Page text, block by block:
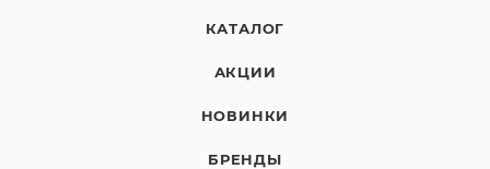
КАТАЛОГ
АКЦИИ
НОВИНКИ
БРЕНДЫ